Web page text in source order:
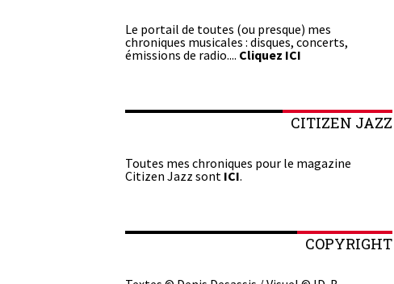
Le portail de toutes (ou presque) mes
chroniques musicales : disques, concerts,
émissions de radio.... Cliquez ICI
CITIZEN JAZZ
Toutes mes chroniques pour le magazine
Citizen Jazz sont ICI.
COPYRIGHT